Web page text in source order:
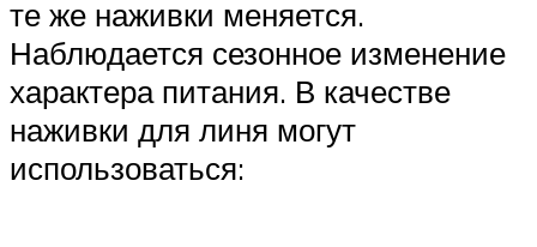
те же наживки меняется.
Наблюдается сезонное изменение
характера питания. В качестве
наживки для линя могут
использоваться: